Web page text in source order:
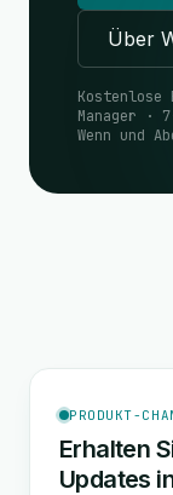
Über
Manager ·
Wenn und
PRODUKT-
Erhalten
Updates